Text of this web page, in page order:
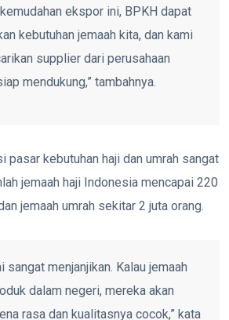
ekspor ini, BPKH dapat
kebutuhan jemaah kita, dan kami
supplier dari perusahaan
mendukung,” tambahnya.
pasar kebutuhan haji dan umrah sangat
jemaah haji Indonesia mencapai 220
jemaah umrah sekitar 2 juta orang.
sangat menjanjikan. Kalau jemaah
dalam negeri, mereka akan
rasa dan kualitasnya cocok,” kata